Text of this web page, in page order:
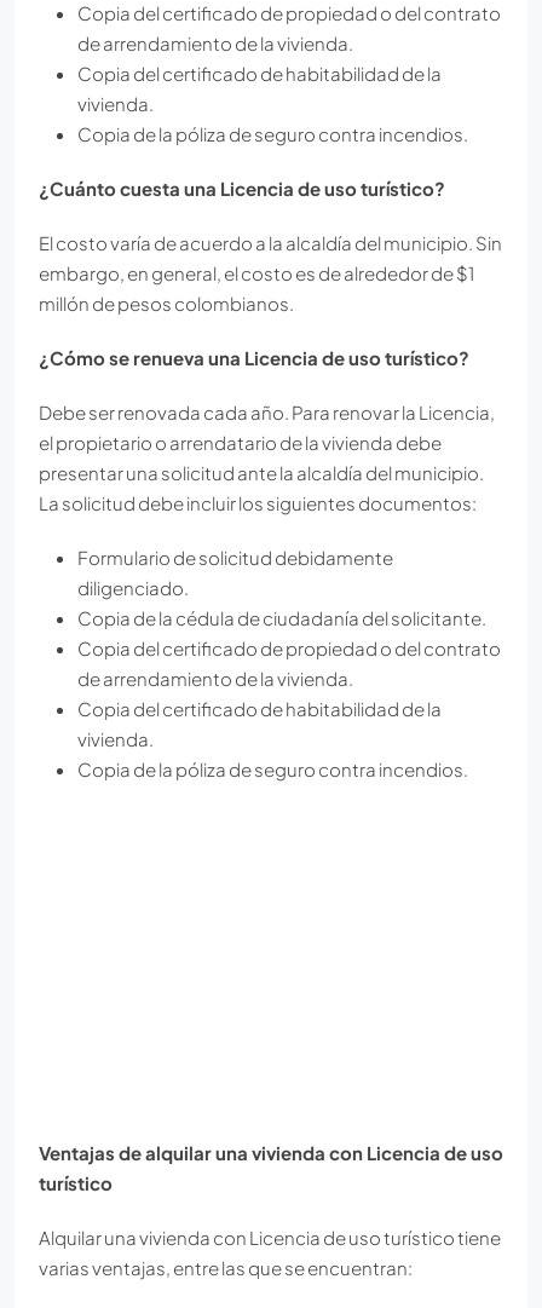
Copia del certificado de propiedad o del contrato
de arrendamiento de la vivienda.
Copia del certificado de habitabilidad de la
vivienda.
Copia de la póliza de seguro contra incendios.
¿Cuánto cuesta una Licencia de uso turístico?
El costo varía de acuerdo a la alcaldía del municipio. Sin
embargo, en general, el costo es de alrededor de $1
millón de pesos colombianos.
¿Cómo se renueva una Licencia de uso turístico?
Debe ser renovada cada año. Para renovar la Licencia,
el propietario o arrendatario de la vivienda debe
presentar una solicitud ante la alcaldía del municipio.
La solicitud debe incluir los siguientes documentos:
Formulario de solicitud debidamente
diligenciado.
Copia de la cédula de ciudadanía del solicitante.
Copia del certificado de propiedad o del contrato
de arrendamiento de la vivienda.
Copia del certificado de habitabilidad de la
vivienda.
Copia de la póliza de seguro contra incendios.
Ventajas de alquilar una vivienda con Licencia de uso
turístico
Alquilar una vivienda con Licencia de uso turístico tiene
varias ventajas, entre las que se encuentran: